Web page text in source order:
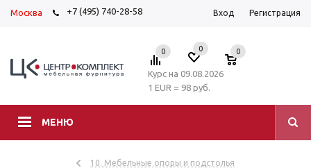
Москва +7 (495) 740-28-58 Вход Регистрация
МЕНЮ
0 0 0
Курс на 09.08.2026
1 EUR = 98 руб.
10. Мебельные опоры и подстолья